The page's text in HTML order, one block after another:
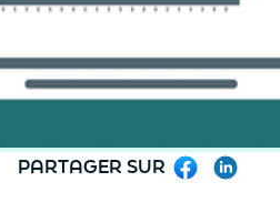
PARTAGER SUR Facebook